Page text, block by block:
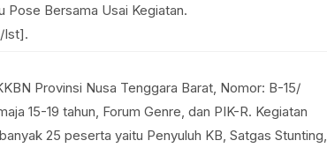
Pose Bersama Usai Kegiatan.
Ist].
Provinsi Nusa Tenggara Barat, Nomor: B-15/
15-19 tahun, Forum Genre, dan PIK-R. Kegiatan
25 peserta yaitu Penyuluh KB, Satgas Stunting,